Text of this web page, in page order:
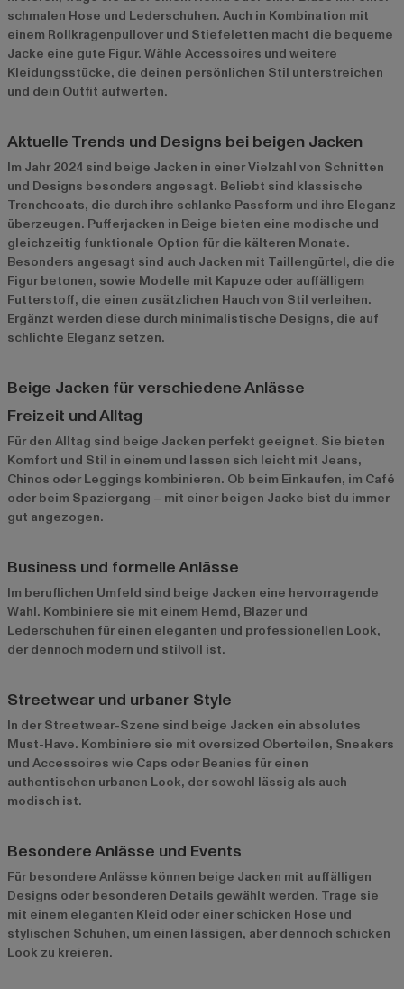
schmalen Hose und Lederschuhen. Auch in Kombination mit
einem Rollkragenpullover und Stiefeletten macht die bequeme
Jacke eine gute Figur. Wähle Accessoires und weitere
Kleidungsstücke, die deinen persönlichen Stil unterstreichen
und dein Outfit aufwerten.
Aktuelle Trends und Designs bei beigen Jacken
Im Jahr 2024 sind beige Jacken in einer Vielzahl von Schnitten
und Designs besonders angesagt. Beliebt sind klassische
Trenchcoats, die durch ihre schlanke Passform und ihre Eleganz
überzeugen. Pufferjacken in Beige bieten eine modische und
gleichzeitig funktionale Option für die kälteren Monate.
Besonders angesagt sind auch Jacken mit Taillengürtel, die die
Figur betonen, sowie Modelle mit Kapuze oder auffälligem
Futterstoff, die einen zusätzlichen Hauch von Stil verleihen.
Ergänzt werden diese durch minimalistische Designs, die auf
schlichte Eleganz setzen.
Beige Jacken für verschiedene Anlässe
Freizeit und Alltag
Für den Alltag sind beige Jacken perfekt geeignet. Sie bieten
Komfort und Stil in einem und lassen sich leicht mit Jeans,
Chinos oder Leggings kombinieren. Ob beim Einkaufen, im Café
oder beim Spaziergang – mit einer beigen Jacke bist du immer
gut angezogen.
Business und formelle Anlässe
Im beruflichen Umfeld sind beige Jacken eine hervorragende
Wahl. Kombiniere sie mit einem Hemd, Blazer und
Lederschuhen für einen eleganten und professionellen Look,
der dennoch modern und stilvoll ist.
Streetwear und urbaner Style
In der Streetwear-Szene sind beige Jacken ein absolutes
Must-Have. Kombiniere sie mit oversized Oberteilen, Sneakers
und Accessoires wie Caps oder Beanies für einen
authentischen urbanen Look, der sowohl lässig als auch
modisch ist.
Besondere Anlässe und Events
Für besondere Anlässe können beige Jacken mit auffälligen
Designs oder besonderen Details gewählt werden. Trage sie
mit einem eleganten Kleid oder einer schicken Hose und
stylischen Schuhen, um einen lässigen, aber dennoch schicken
Look zu kreieren.